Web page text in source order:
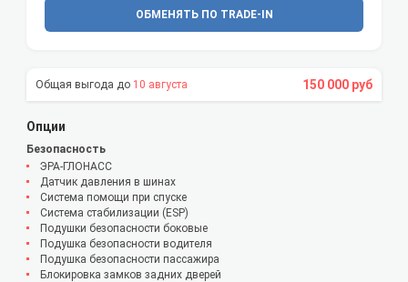
ОБМЕНЯТЬ ПО TRADE-IN
10 августа 150 000 руб
Опции
Безопасность
ЭРА-ГЛОНАСС
Датчик давления в шинах
Система помощи при спуске
Система стабилизации (ESP)
Подушки безопасности боковые
Подушка безопасности водителя
Подушка безопасности пассажира
Блокировка замков задних дверей